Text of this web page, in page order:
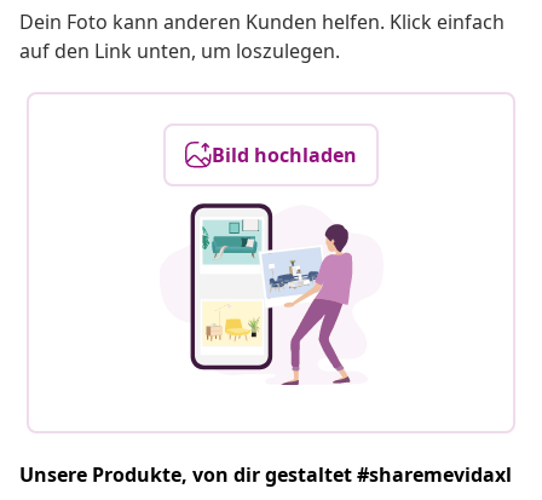
Dein Foto kann anderen Kunden helfen. Klick einfach
auf den Link unten, um loszulegen.
Bild hochladen
Unsere Produkte, von dir gestaltet #sharemevidaxl